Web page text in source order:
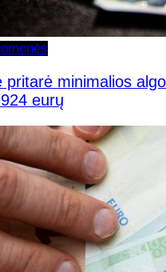
pritarė minimalios
eurų